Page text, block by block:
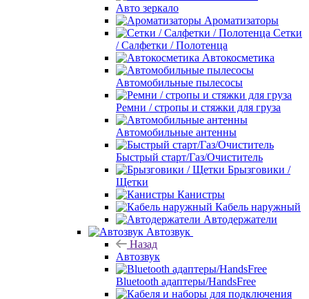
Авто зеркало
Ароматизаторы
Сетки
/ Салфетки / Полотенца
Автокосметика
Автомобильные пылесосы
Ремни / стропы и стяжки для груза
Автомобильные антенны
Быстрый старт/Газ/Очиститель
Брызговики /
Щетки
Канистры
Кабель наружный
Автодержатели
Автозвук
Назад
Автозвук
Bluetooth адаптеры/HandsFree